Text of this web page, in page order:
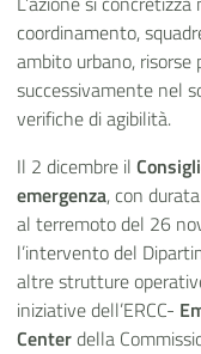
coordinamento,
ambito urbano, risorse
successivamente nel
verifiche di agibilità.
Il 2 dicembre il
emergenza, con
al terremoto del 26
l’intervento del
altre strutture
iniziative dell’ERCC-
Centerdella